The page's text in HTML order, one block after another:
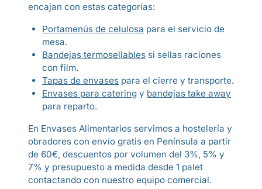
encajan con estas categorías:
Portamenús de celulosa para el servicio de
mesa.
Bandejas termosellables si sellas raciones
con film.
Tapas de envases para el cierre y transporte.
Envases para catering y bandejas take away
para reparto.
En Envases Alimentarios servimos a hostelería y
obradores con envío gratis en Península a partir
de 60€, descuentos por volumen del 3%, 5% y
7% y presupuesto a medida desde 1 palet
contactando con nuestro equipo comercial.